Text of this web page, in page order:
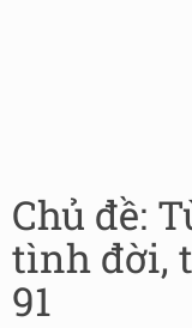
Chủ đề:
tình đời,
91